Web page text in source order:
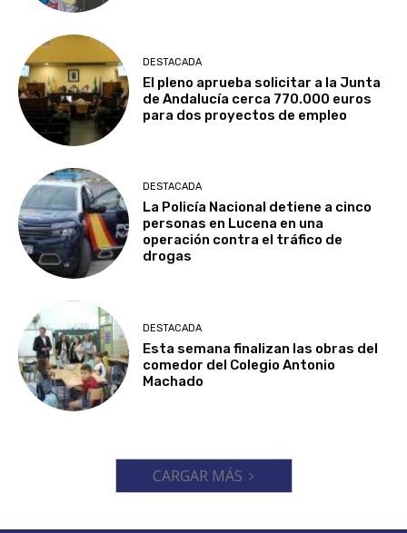
DESTACADA
El pleno aprueba solicitar a la Junta
de Andalucía cerca 770.000 euros
para dos proyectos de empleo
DESTACADA
La Policía Nacional detiene a cinco
personas en Lucena en una
operación contra el tráfico de
drogas
DESTACADA
Esta semana finalizan las obras del
comedor del Colegio Antonio
Machado
CARGAR MÁS